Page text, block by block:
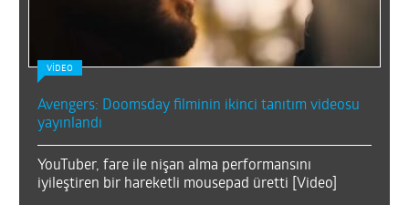
VİDEO
Avengers: Doomsday filminin ikinci tanıtım videosu
yayınlandı
YouTuber, fare ile nişan alma performansını
iyileştiren bir hareketli mousepad üretti [Video]